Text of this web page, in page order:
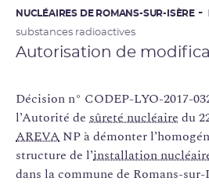
NUCLÉAIRES DE ROMANS-SUR-ISÈRE
substances radioactives
Autorisation de
Décision n° CODEP-LYO-2017-
l’Autorité de sûreté nucléaire du
AREVA NP à démonter
structure de l’installation
dans la commune de Romans-sur-